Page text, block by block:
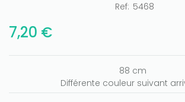
Ref: 5468
7,20 €
88 cm
Différente couleur suivant
amount on your credits!